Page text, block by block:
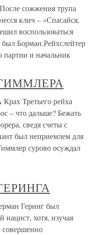
сожжения трупа
клич – «Спасайся,
воспользоваться
был Борман.Рейхслейтер
партии и начальник
Третьего рейха
– что дальше? Бежать
сведя счеты с
был неприемлем для
сурово осуждал
Геринг был
хотя, изучая